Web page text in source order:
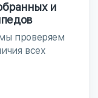
и
проверяем
всех